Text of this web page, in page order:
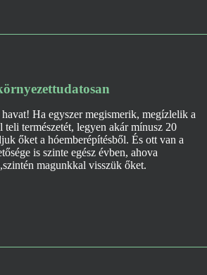
Ha egyszer megismerik, megízlelik a
teli természetét, legyen akár mínusz 20
őket a hóemberépítésből. És ott van a
is szinte egész évben, ahova
magunkkal visszük őket.